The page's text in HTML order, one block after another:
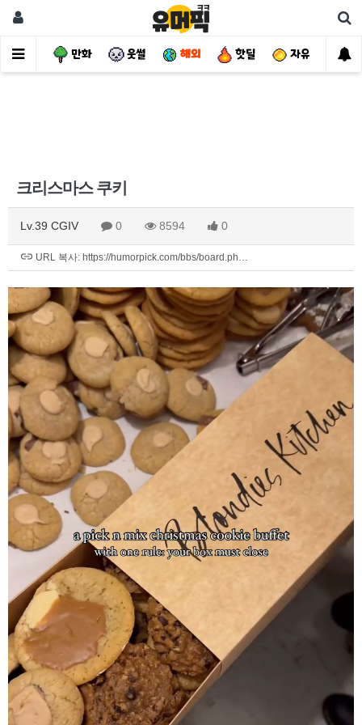
사건 만화 웃썰 해외 핫딜 자유
크리스마스 쿠키
Lv.39 CGIV 0 8594 0
URL 복사: https://humorpick.com/bbs/board.ph…